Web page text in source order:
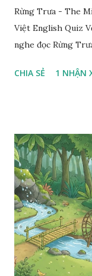
Rừng Trưa - The
Việt English Quiz
nghe đọc Rừng
CHIA SẺ 1 NHẬN